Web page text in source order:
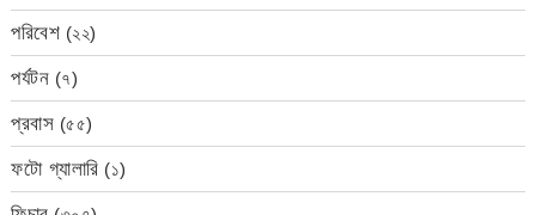
পরিবেশ (২২)
পর্যটন (৭)
প্রবাস (৫৫)
ফটো গ্যালারি (১)